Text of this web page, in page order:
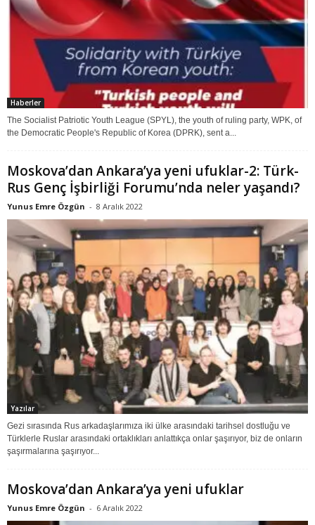
Haberler
The Socialist Patriotic Youth League (SPYL), the youth of ruling party, WPK, of
the Democratic People's Republic of Korea (DPRK), sent a...
Moskova’dan Ankara’ya yeni ufuklar-2: Türk-
Rus Genç İşbirliği Forumu’nda neler yaşandı?
Yunus Emre Özgün - 8 Aralık 2022
Yazılar
Gezi sırasında Rus arkadaşlarımıza iki ülke arasındaki tarihsel dostluğu ve
Türklerle Ruslar arasındaki ortaklıkları anlattıkça onlar şaşırıyor, biz de onların
şaşırmalarına şaşırıyor...
Moskova’dan Ankara’ya yeni ufuklar
Yunus Emre Özgün - 6 Aralık 2022